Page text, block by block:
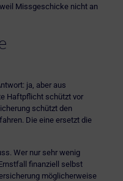
Missgeschicke nicht an
ja, aber aus
Haftpflicht schützt vor
schützt den
Die eine ersetzt die
Wer nur sehr wenig
finanziell selbst
möglicherweise